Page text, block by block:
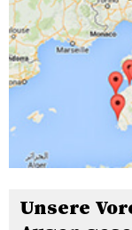
Unsere